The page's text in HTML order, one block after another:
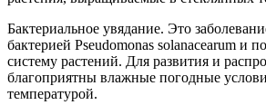
Бактериальное увядание. Это
бактерией Pseudomonas solanacearum и
систему растений. Для развития и
благоприятны влажные погодные
температурой.